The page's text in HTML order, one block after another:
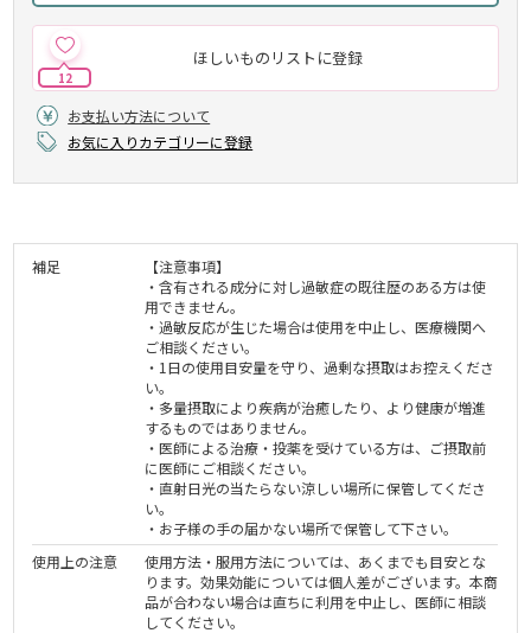
ほしいものリストに登録
12
お支払い方法について
お気に入りカテゴリーに登録
補足
【注意事項】
・含有される成分に対し過敏症の既往歴のある方は使
用できません。
・過敏反応が生じた場合は使用を中止し、医療機関へ
ご相談ください。
・1日の使用目安量を守り、過剰な摂取はお控えくださ
い。
・多量摂取により疾病が治癒したり、より健康が増進
するものではありません。
・医師による治療・投薬を受けている方は、ご摂取前
に医師にご相談ください。
・直射日光の当たらない涼しい場所に保管してくださ
い。
・お子様の手の届かない場所で保管して下さい。
使用上の注意
使用方法・服用方法については、あくまでも目安とな
ります。効果効能については個人差がございます。本商
品が合わない場合は直ちに利用を中止し、医師に相談
してください。